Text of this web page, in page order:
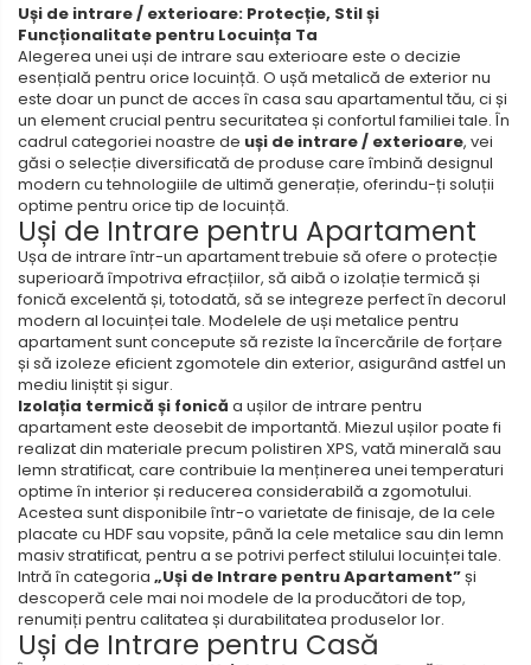
Uși de intrare / exterioare: Protecție, Stil și
Funcționalitate pentru Locuința Ta
Alegerea unei uși de intrare sau exterioare este o decizie
esențială pentru orice locuință. O ușă metalică de exterior nu
este doar un punct de acces în casa sau apartamentul tău, ci și
un element crucial pentru securitatea și confortul familiei tale. În
cadrul categoriei noastre de uși de intrare / exterioare, vei
găsi o selecție diversificată de produse care îmbină designul
modern cu tehnologiile de ultimă generație, oferindu-ți soluții
optime pentru orice tip de locuință.
Uși de Intrare pentru Apartament
Ușa de intrare într-un apartament trebuie să ofere o protecție
superioară împotriva efracțiilor, să aibă o izolație termică și
fonică excelentă și, totodată, să se integreze perfect în decorul
modern al locuinței tale. Modelele de uși metalice pentru
apartament sunt concepute să reziste la încercările de forțare
și să izoleze eficient zgomotele din exterior, asigurând astfel un
mediu liniștit și sigur.
Izolația termică și fonică a ușilor de intrare pentru
apartament este deosebit de importantă. Miezul ușilor poate fi
realizat din materiale precum polistiren XPS, vată minerală sau
lemn stratificat, care contribuie la menținerea unei temperaturi
optime în interior și reducerea considerabilă a zgomotului.
Acestea sunt disponibile într-o varietate de finisaje, de la cele
placate cu HDF sau vopsite, până la cele metalice sau din lemn
masiv stratificat, pentru a se potrivi perfect stilului locuinței tale.
Intră în categoria „Uși de Intrare pentru Apartament”și
descoperă cele mai noi modele de la producători de top,
renumiți pentru calitatea și durabilitatea produselor lor.
Uși de Intrare pentru Casă